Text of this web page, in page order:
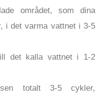
området, som dina
i det varma vattnet i 3-5
det kalla vattnet i 1-2
totalt 3-5 cykler,